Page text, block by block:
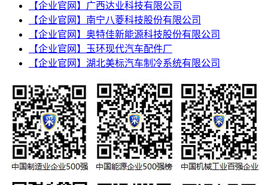
【企业官网】广西达业科技有限公司
【企业官网】南宁八菱科技股份有限公司
【企业官网】奥特佳新能源科技股份有限公司
【企业官网】玉环现代汽车配件厂
【企业官网】湖北美标汽车制冷系统有限公司